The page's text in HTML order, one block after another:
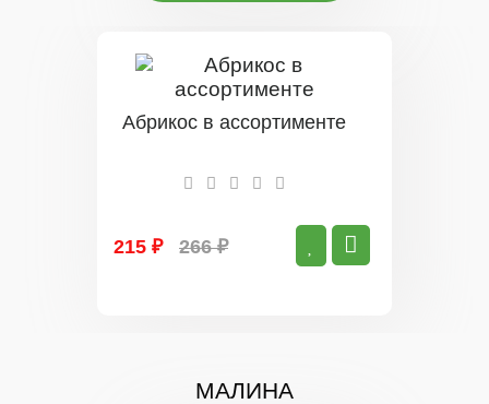
Абрикос в ассортименте
215 ₽ 266 ₽
МАЛИНА